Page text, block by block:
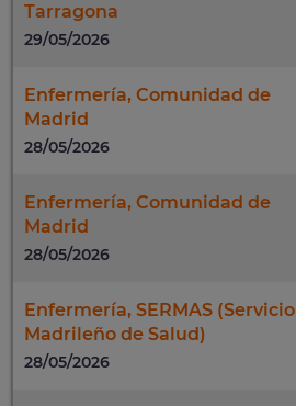
Tarragona
29/05/2026
Enfermería, Comunidad de
Madrid
28/05/2026
Enfermería, Comunidad de
Madrid
28/05/2026
Enfermería, SERMAS (Servicio
Madrileño de Salud)
28/05/2026